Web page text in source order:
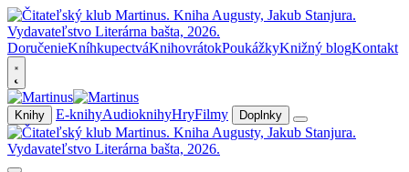
DoručenieKníhkupectváKnihovrátokPoukážkyKnižný blogKontakt
Knihy E-knihyAudioknihyHryFilmy Doplnky